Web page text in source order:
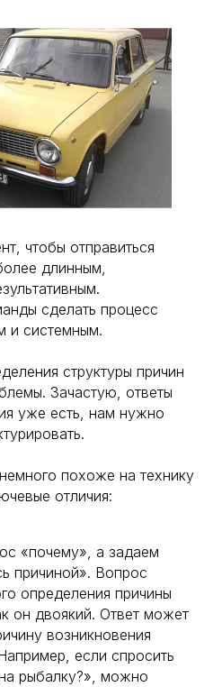
чтобы отправиться
длинным,
сделать процесс
и системным.
структуры причин
Зачастую, ответы
уже есть, нам нужно
похоже на технику
отличия:
«почему», а задаем
причиной». Вопрос
определения причины
он двоякий. Ответ может
возникновения
если спросить
рыбалку?», можно